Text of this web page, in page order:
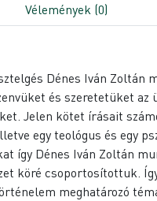
Vélemények (0)
Dénes Iván Zoltán
és szeretetüket
Jelen kötet írásait
egy teológus és egy
így Dénes Iván Zoltán
köré csoportosítottuk.
meghatározó